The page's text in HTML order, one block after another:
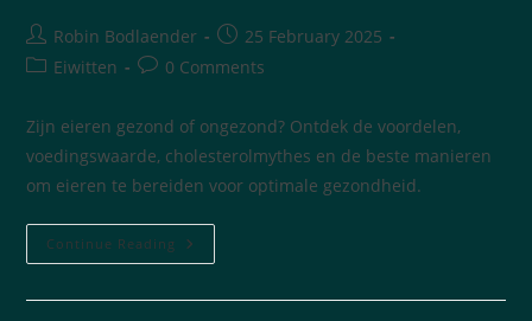
Robin Bodlaender
25 February 2025
Eiwitten
0 Comments
Zijn eieren gezond of ongezond? Ontdek de voordelen,
voedingswaarde, cholesterolmythes en de beste manieren
om eieren te bereiden voor optimale gezondheid.
Continue Reading